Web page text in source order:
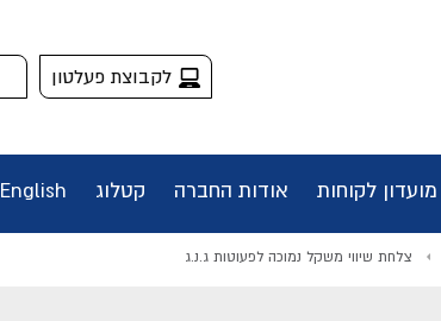
לקבוצת פעלטון
מועדון לקוחות אודות החברה קטלוג English
צלחת שיווי משקל נמוכה לפעוטות ג.נ.ג